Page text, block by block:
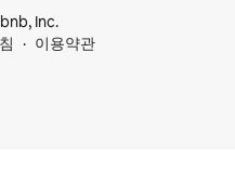
Inc.
이용약관